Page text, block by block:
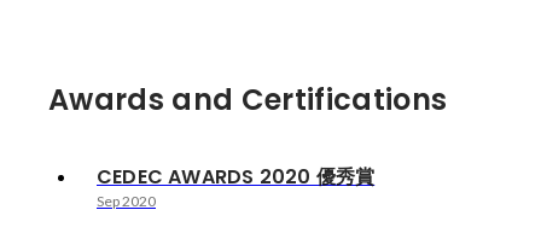
Awards and Certifications
CEDEC AWARDS 2020 優秀賞
Sep 2020